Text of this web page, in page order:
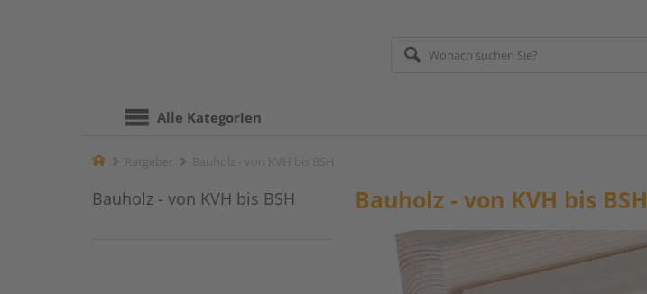
Alle Kategorien
Home
Bauholz - von KVH bis BSH Bauholz - von KVH bis BSH